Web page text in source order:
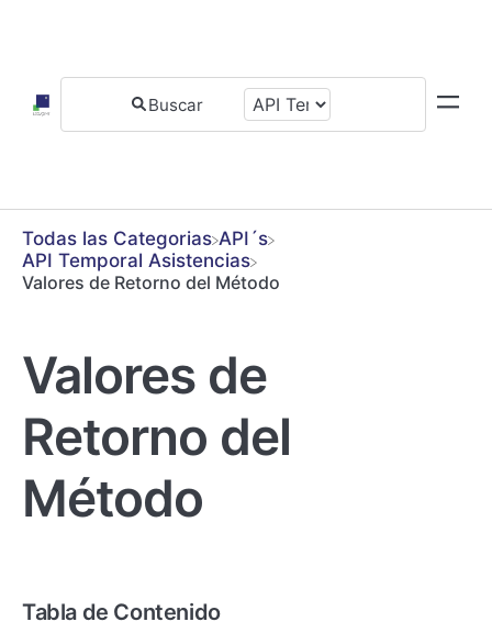
Todas las Categorias ​API´s
​API Temporal Asistencias
Valores de Retorno del Método
Valores de
Retorno del
Método
Tabla de Contenido